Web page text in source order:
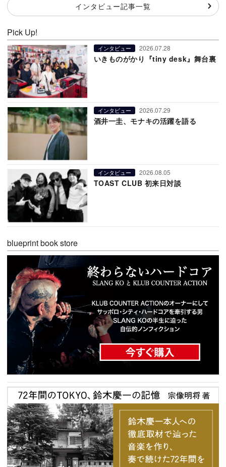
インタビュー記事一覧
Pick Up!
インタビュー 2026.07.28
いきものがかり『tiny desk』舞台裏
インタビュー 2026.07.29
酒井一圭、モナキの活躍を語る
インタビュー 2026.08.05
TOAST CLUB 初来日対談
blueprint book store